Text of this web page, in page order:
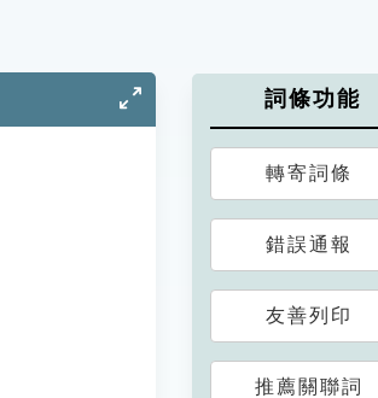
詞條功能
轉寄詞條
錯誤通報
友善列印
推薦關聯詞